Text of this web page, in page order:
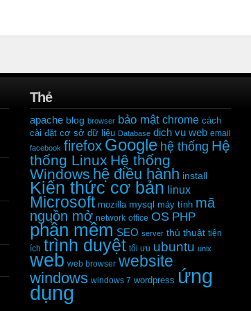
Thẻ
apache blog browser bảo mật chrome cách
cài đặt cơ sở dữ liệu Database dịch vụ web email
facebook firefox Google hệ thống Hệ
thống Linux Hệ thống
Windows hệ điều hành install
Kiến thức cơ bản linux
Microsoft mozilla mysql máy tính mã
nguồn mở network office OS PHP
phần mềm SEO server thủ thuật tiện
ích trình duyệt tối ưu ubuntu unix
web web browser website
windows windows 7 wordpress ứng
dụng